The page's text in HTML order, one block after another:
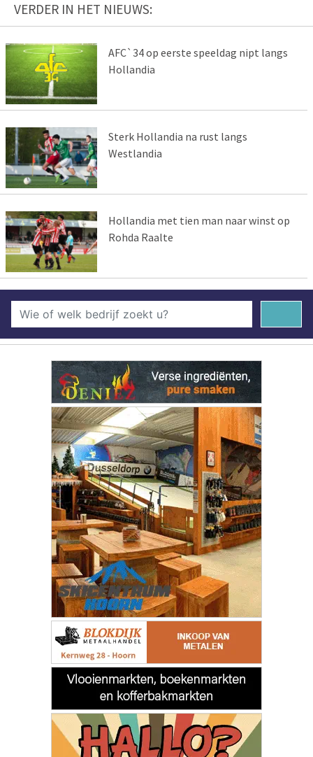
VERDER IN HET NIEUWS:
AFC`34 op eerste speeldag nipt langs
Hollandia
Sterk Hollandia na rust langs
Westlandia
Hollandia met tien man naar winst op
Rohda Raalte